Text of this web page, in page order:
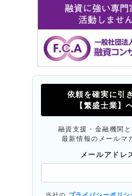
依頼を確実に引
【繁盛士業】
融資支援・金融機関
最新情報のメールマ
メールアドレ